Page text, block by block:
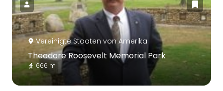
Vereinigte Staaten von Amerika
Theodore Roosevelt Memorial Park
666 m